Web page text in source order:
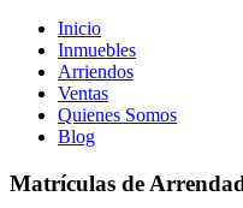
Inicio
Inmuebles
Arriendos
Ventas
Quienes Somos
Blog
Matrículas de